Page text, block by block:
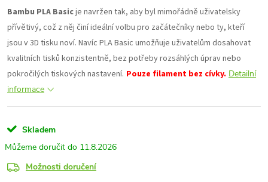
Bambu PLA Basicje navržen tak, aby byl mimořádně uživatelsky
přívětivý, což z něj činí ideální volbu pro začátečníky nebo ty, kteří
jsou v 3D tisku noví. Navíc PLA Basic umožňuje uživatelům dosahovat
kvalitních tisků konzistentně, bez potřeby rozsáhlých úprav nebo
pokročilých tiskových nastavení. Pouze filament bez cívky. Detailní
informace
Skladem
11.8.2026
Možnosti doručení